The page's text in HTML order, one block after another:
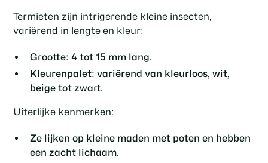
Termieten zijn intrigerende kleine insecten,
variërend in lengte en kleur:
Grootte: 4 tot 15 mm lang.
Kleurenpalet: variërend van kleurloos, wit,
beige tot zwart.
Uiterlijke kenmerken:
Ze lijken op kleine maden met poten en hebben
een zacht lichaam.